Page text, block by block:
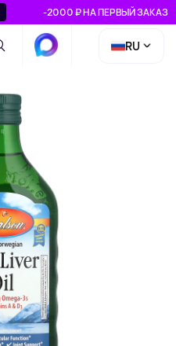
-2000 ₽ НА ПЕРВЫЙ ЗАКАЗ
RU